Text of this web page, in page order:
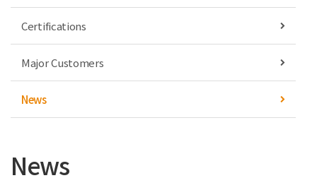
Certifications
Major Customers
News
News